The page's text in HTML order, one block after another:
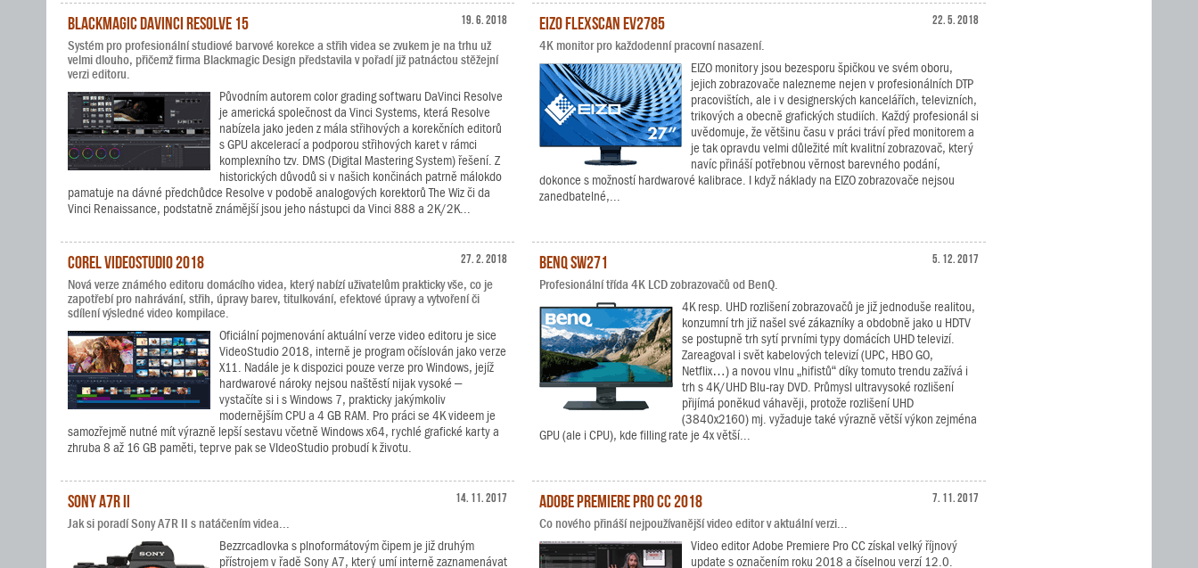
19. 6. 2018
Blackmagic DaVinci Resolve 15
Systém pro profesionální studiové barvové korekce a střih videa se zvukem je na trhu už
velmi dlouho, přičemž firma Blackmagic Design představila v pořadí již patnáctou stěžejní
verzi editoru.
Původním autorem color grading softwaru DaVinci Resolve
je americká společnost da Vinci Systems, která Resolve
nabízela jako jeden z mála střihových a korekčních editorů
s GPU akcelerací a podporou střihových karet v rámci
komplexního tzv. DMS (Digital Mastering System) řešení. Z
historických důvodů si v našich končinách patrně málokdo
pamatuje na dávné předchůdce Resolve v podobě analogových korektorů The Wiz či da
Vinci Renaissance, podstatně známější jsou jeho nástupci da Vinci 888 a 2K/2K...
22. 5. 2018
EIZO FlexScan EV2785
4K monitor pro každodenní pracovní nasazení.
EIZO monitory jsou bezesporu špičkou ve svém oboru,
jejich zobrazovače nalezneme nejen v profesionálních DTP
pracovištích, ale i v designerských kancelářích, televizních,
trikových a obecně grafických studiích. Každý profesionál si
uvědomuje, že většinu času v práci tráví před monitorem a
je tak opravdu velmi důležité mít kvalitní zobrazovač, který
navíc přináší potřebnou věrnost barevného podání,
dokonce s možností hardwarové kalibrace. I když náklady na EIZO zobrazovače nejsou
zanedbatelné,...
27. 2. 2018
Corel VideoStudio 2018
Nová verze známého editoru domácího videa, který nabízí uživatelům prakticky vše, co je
zapotřebí pro nahrávání, střih, úpravy barev, titulkování, efektové úpravy a vytvoření či
sdílení výsledné video kompilace.
Oficiální pojmenování aktuální verze video editoru je sice
VideoStudio 2018, interně je program očíslován jako verze
X11. Nadále je k dispozici pouze verze pro Windows, jejíž
hardwarové nároky nejsou naštěstí nijak vysoké –
vystačíte si i s Windows 7, prakticky jakýmkoliv
modernějším CPU a 4 GB RAM. Pro práci se 4K videem je
samozřejmě nutné mít výrazně lepší sestavu včetně Windows x64, rychlé grafické karty a
zhruba 8 až 16 GB paměti, teprve pak se VIdeoStudio probudí k životu.
5. 12. 2017
BenQ SW271
Profesionální třída 4K LCD zobrazovačů od BenQ.
4K resp. UHD rozlišení zobrazovačů je již jednoduše realitou,
konzumní trh již našel své zákazníky a obdobně jako u HDTV
se postupně trh sytí prvními typy domácích UHD televizí.
Zareagoval i svět kabelových televizí (UPC, HBO GO,
Netflix…) a novou vlnu „hifistů“ díky tomuto trendu zažívá i
trh s 4K/UHD Blu-ray DVD. Průmysl ultravysoké rozlišení
přijímá poněkud váhavěji, protože rozlišení UHD
(3840x2160) mj. vyžaduje také výrazně větší výkon zejména
GPU (ale i CPU), kde filling rate je 4x větší...
14. 11. 2017
Sony A7R II
Jak si poradí Sony A7R II s natáčením videa...
Bezzrcadlovka s plnoformátovým čipem je již druhým
přístrojem v řadě Sony A7, který umí interně zaznamenávat
7. 11. 2017
Adobe Premiere Pro CC 2018
Co nového přináší nejpoužívanější video editor v aktuální verzi...
Video editor Adobe Premiere Pro CC získal velký říjnový
update s označením roku 2018 a číselnou verzí 12.0.